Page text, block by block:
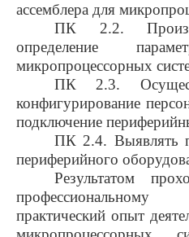
ассемблера для
ПК 2.2.
определение
микропроцессорных
ПК 2.3.
конфигурирование
подключение
ПК 2.4. Выявлять
периферийного
Результатом
практический опыт